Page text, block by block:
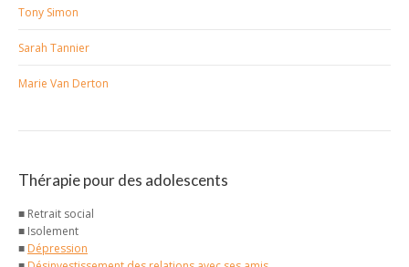
Tony Simon
Sarah Tannier
Marie Van Derton
Thérapie pour des adolescents
■ Retrait social
■ Isolement
■ Dépression